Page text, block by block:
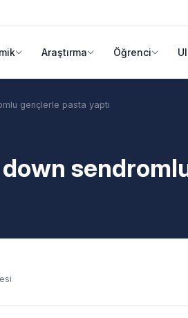
Araştırma Öğrenci
gençlerle pasta yaptı